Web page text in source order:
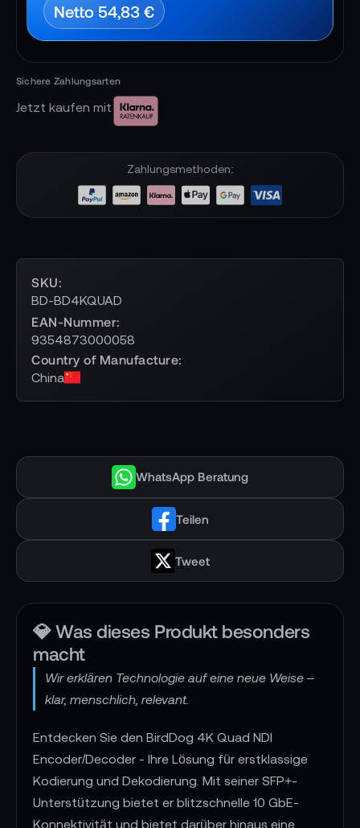
Netto 54,83 €
Jetzt kaufen mit
Zahlungsmethoden:
SKU
BD-BD4KQUAD
EAN-Nummer
9354873000058
Country of Manufacture
China
WhatsApp Beratung
Teilen
Tweet
💎 Was dieses Produkt besonders
macht
Wir erklären Technologie auf eine neue Weise –
klar, menschlich, relevant.
Entdecken Sie den BirdDog 4K Quad NDI
Encoder/Decoder - Ihre Lösung für erstklassige
Kodierung und Dekodierung. Mit seiner SFP+-
Unterstützung bietet er blitzschnelle 10 GbE-
Konnektivität und bietet darüber hinaus eine